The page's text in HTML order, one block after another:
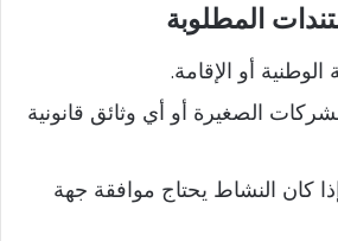
المطلوبة
أو الإقامة.
الصغيرة أو أي وثائق قانونية
كان النشاط يحتاج موافقة جهة